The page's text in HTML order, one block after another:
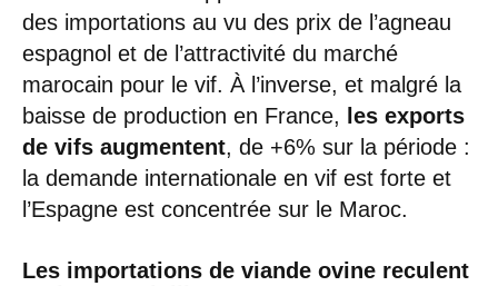
des importations au vu des prix de l’agneau
espagnol et de l’attractivité du marché
marocain pour le vif. À l’inverse, et malgré la
baisse de production en France,
les exports
de vifs augmentent, de +6% sur la période :
la demande internationale en vif est forte et
l’Espagne est concentrée sur le Maroc.
Les importations de viande ovine reculent